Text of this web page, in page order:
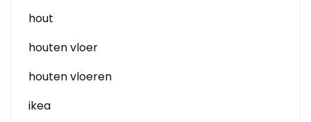
hout
houten vloer
houten vloeren
ikea